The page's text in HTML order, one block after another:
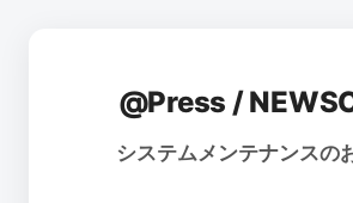
@Press /
システムメンテナンスの